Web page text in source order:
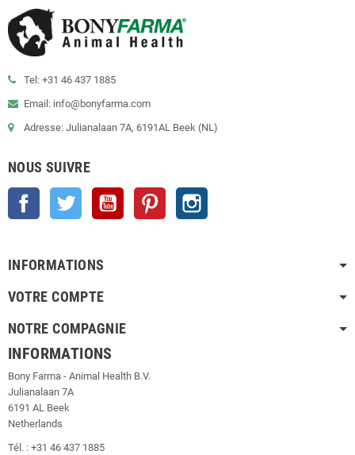
Tel: +31 46 437 1885
Email: info@bonyfarma.com
Adresse: Julianalaan 7A, 6191AL Beek (NL)
NOUS SUIVRE
Facebook Twitter YouTube Pinterest
INFORMATIONS
VOTRE COMPTE
NOTRE COMPAGNIE
INFORMATIONS
Bony Farma - Animal Health B.V.
Julianalaan 7A
6191 AL Beek
Netherlands
Tél. : +31 46 437 1885